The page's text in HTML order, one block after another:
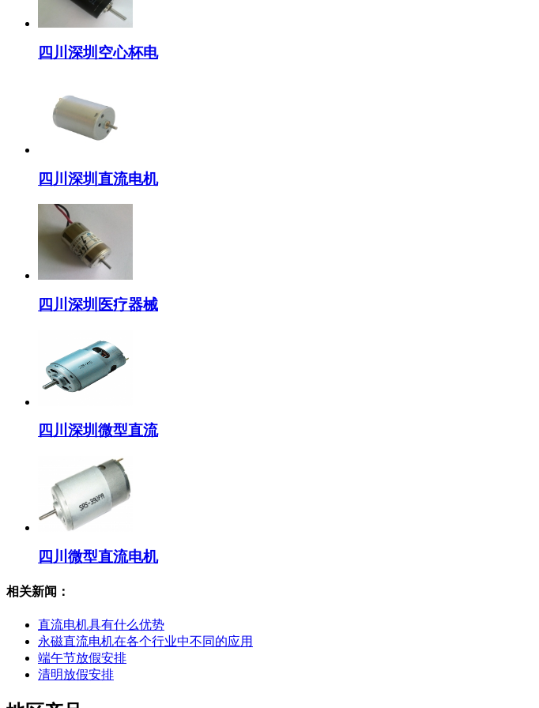
四川深圳空心杯电
四川深圳直流电机
四川深圳医疗器械
四川深圳微型直流
四川微型直流电机
相关新闻：
直流电机具有什么优势
永磁直流电机在各个行业中不同的应用
端午节放假安排
清明放假安排